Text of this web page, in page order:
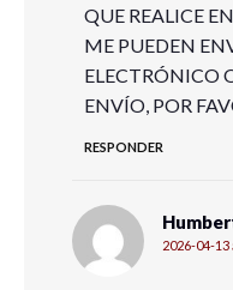
QUE REALICE
ME PUEDEN
ELECTRÓNICO
ENVÍO, POR
RESPONDER
2026-04-13